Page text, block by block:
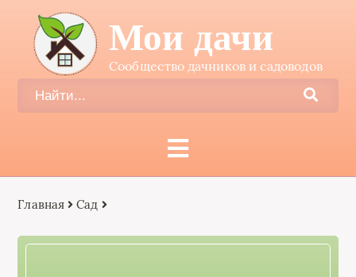
Мои дачи
Сообщество дачников и садоводов
Главная Сад